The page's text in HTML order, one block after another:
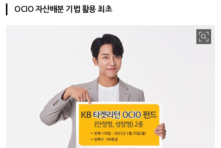
OCIO 자산배분 기법 활용 최초